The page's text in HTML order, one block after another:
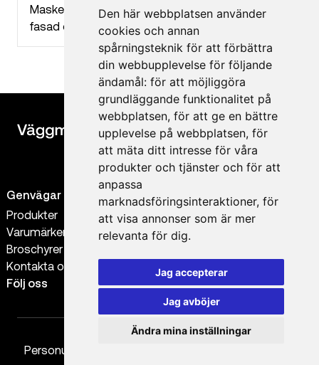
Den här webbplatsen använder
cookies och annan
spårningsteknik för att förbättra
din webbupplevelse för följande
ändamål:för att möjliggöra
grundläggande funktionalitet på
webbplatsen,för att ge en bättre
upplevelse på webbplatsen,för
att mäta ditt intresse för våra
produkter och tjänster och för att
anpassa
marknadsföringsinteraktioner,för
att visa annonser som är mer
relevanta för dig.
Jag accepterar
Jag avböjer
Ändra mina inställningar
Maskeringsfolié med vävtejp, lämplig för puts,
fasad och betong
Genvägar
Produkter
Varumärken
Broschyrer
Kontakta oss
Kontakt
0300-56 38 88
order@vaggmaterial.se
Följ oss
Personuppgiftspolicy